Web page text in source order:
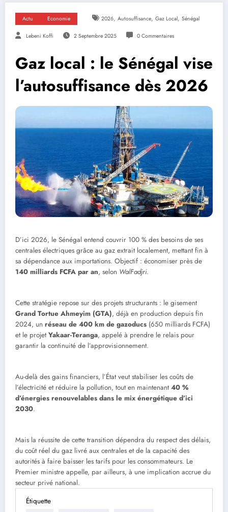
Actu Economie 2026, Autosuffisance, Gaz Local, Sénégal
Lebeni Koffi 2 Septembre 2025 0 Commentaires
Gaz local : le Sénégal vise
l’autosuffisance dès 2026
D’ici 2026, le Sénégal entend couvrir 100 % des besoins de ses
centrales électriques grâce au gaz extrait localement, mettant fin à
sa dépendance aux importations. Objectif : économiser près de
140 milliards FCFA par an, selon WalFadjri.
Cette stratégie repose sur des projets structurants : le gisement
Grand Tortue Ahmeyim (GTA), déjà en production depuis fin
2024, un réseau de 400 km de gazoducs (650 milliards FCFA)
et le projetYakaar-Teranga, appelé à prendre le relais pour
garantir la continuité de l’approvisionnement.
Au-delà des gains financiers, l’État veut stabiliser les coûts de
l’électricité et réduire la pollution, tout en maintenant40 %
d’énergies renouvelables dans le mix énergétique d’ici
2030.
Mais la réussite de cette transition dépendra du respect des délais,
du coût réel du gaz livré aux centrales et de la capacité des
autorités à faire baisser les tarifs pour les consommateurs. Le
Premier ministre appelle, par ailleurs, à une implication accrue du
secteur privé national.
Étiquette